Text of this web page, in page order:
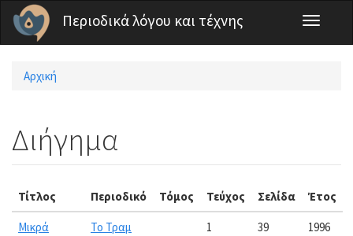
Παράκαμψη προς το κυρίως περιεχόμενο
Περιοδικά λόγου και τέχνης
Toggle
Είστε εδώ
Αρχική
Διήγημα
Τίτλος Περιοδικό Τόμος Τεύχος Σελίδα Έτος
Μικρά
Το Τραμ 1 39 1996